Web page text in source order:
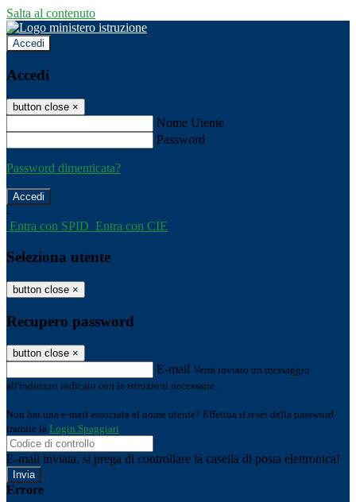
Salta al contenuto
Accedi
Accedi
button close ×
Nome Utente
Password
Password dimenticata?
-
Entra con SPID Entra con CIE
Seleziona utente
button close ×
Recupero password
button close ×
E-mail Verrà inviato un messaggio
all'indirizzo indicato con le istruzioni necessarie.
Non hai una e-mail associata al nome utente? Effettua il reset della password
tramite la Login Spaggiari
E-mail inviata, si prega di controllare la casella di posta elettronica!
Errore